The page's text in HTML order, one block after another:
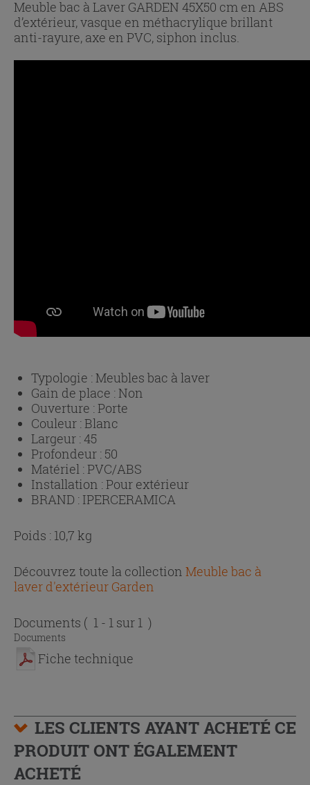
Meuble bac à Laver GARDEN 45X50 cm en ABS
d’extérieur, vasque en méthacrylique brillant
anti-rayure, axe en PVC, siphon inclus.
Typologie :Meubles bac à laver
Gain de place :Non
Ouverture :Porte
Couleur :Blanc
Largeur :45
Profondeur : 50
Matériel :PVC/ABS
Installation :Pour extérieur
BRAND : IPERCERAMICA
Poids : 10,7 kg
Découvrez toute la collection Meuble bac à
laver d'extérieur Garden
Documents ( 1 - 1 sur 1 )
Documents
Fiche technique
LES CLIENTS AYANT ACHETÉ CE
PRODUIT ONT ÉGALEMENT
ACHETÉ